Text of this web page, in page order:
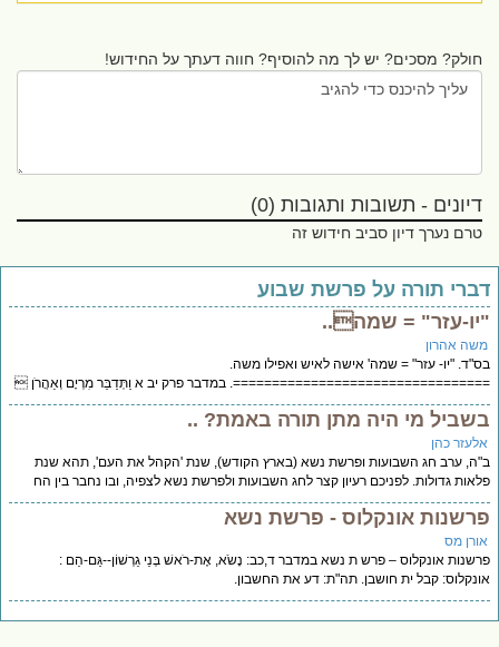
חולק? מסכים? יש לך מה להוסיף? חווה דעתך על החידוש!
דיונים - תשובות ותגובות (0)
טרם נערך דיון סביב חידוש זה
תורה על פרשת שבוע
עזר" = שמה..
אהרון
"יו- עזר" = שמה' אישה לאיש ואפילו משה.
במדבר פרק יב א וַתְּדַבֵּר מִרְיָם וְאַהֲרֹן 
מי היה מתן תורה באמת? ..
כהן
ערב חג השבועות ופרשת נשא (בארץ הקודש), שנת 'הקהל את העם', תהא שנת
גדולות. לפניכם רעיון קצר לחג השבועות ולפרשת נשא לצפיה, ובו נחבר בין הח
אונקלוס - פרשת נשא
מס
אונקלוס – פרש ת נשא במדבר ד,כב: נָשֹׂא, אֶת-רֹאשׁ בְּנֵי גֵרְשׁוֹן--גַּם-הֵם :
קבל ית חושבן. תה"ת: דע את החשבון.